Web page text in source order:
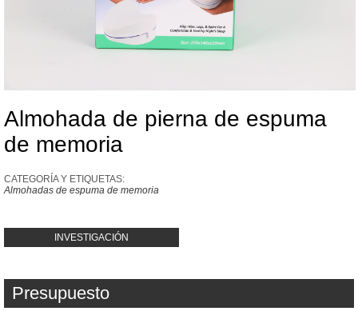
Almohada de pierna de espuma
de memoria
CATEGORÍA Y ETIQUETAS:
Almohadas de espuma de memoria
INVESTIGACIÓN
Presupuesto